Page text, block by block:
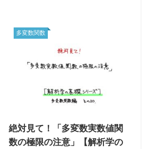
多変数関数
絶対見て！「多変数実数値関
数の極限の注意」【解析学の